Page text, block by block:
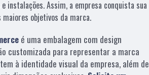
instalações. Assim, a empresa conquista sua
maiores objetivos da marca.
é uma embalagem com design
customizada para representar a marca
à identidade visual da empresa, além de